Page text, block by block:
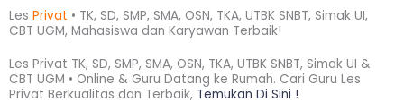
Les Privat • TK, SD, SMP, SMA, OSN, TKA, UTBK SNBT, Simak UI,
CBT UGM, Mahasiswa dan Karyawan Terbaik!​
Les Privat TK, SD, SMP, SMA, OSN, TKA, UTBK SNBT, Simak UI &
CBT UGM • Online & Guru Datang ke Rumah. Cari Guru Les
Privat Berkualitas dan Terbaik, Temukan Di Sini !